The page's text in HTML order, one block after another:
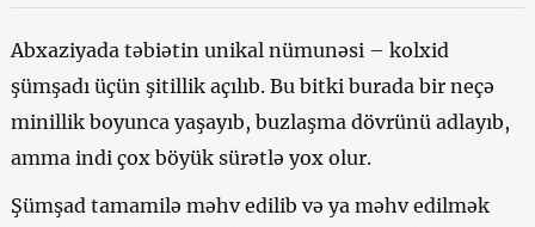
Abxaziyada təbiətin unikal nümunəsi – kolxid
şümşadı üçün şitillik açılıb. Bu bitki burada bir neçə
minillik boyunca yaşayıb, buzlaşma dövrünü adlayıb,
amma indi çox böyük sürətlə yox olur.
Şümşad tamamilə məhv edilib və ya məhv edilmək